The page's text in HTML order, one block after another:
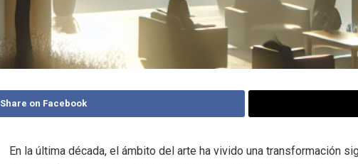
Share on Facebook
En la última década, el ámbito del arte ha vivido una transformación